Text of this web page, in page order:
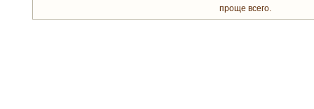
проще всего.